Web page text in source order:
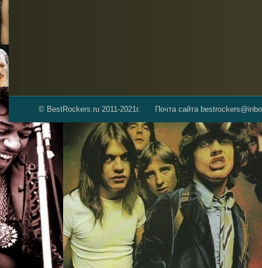
© BestRockers.ru 2011-2021г. Почта сайта